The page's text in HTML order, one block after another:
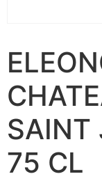
SAINT
75 CL